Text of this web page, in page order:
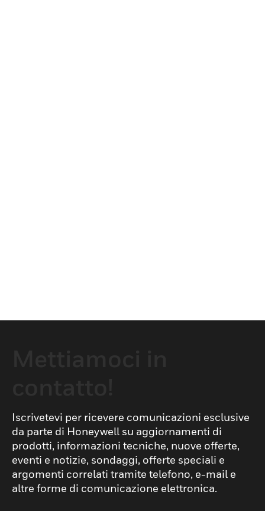
Iscrivetevi per ricevere comunicazioni esclusive
da parte di Honeywell su aggiornamenti di
prodotti, informazioni tecniche, nuove offerte,
eventi e notizie, sondaggi, offerte speciali e
argomenti correlati tramite telefono, e-mail e
altre forme di comunicazione elettronica.